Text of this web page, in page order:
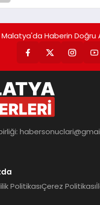
Malatya'da Haberin Doğru
PolitikasıÇerez Politikası